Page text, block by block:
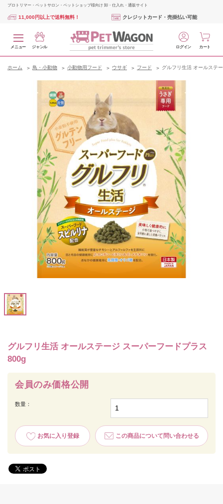
プロトリマー・ペットサロン・ペットショップ様向け 卸・仕入れ・通販サイト
11,000円以上で送料無料！ クレジットカード・売掛払い可能
メニュー ジャンル ログイン カート
ホーム 鳥・小動物 小動物用フード ウサギ フード グルフリ生活 オールステ
グルフリ生活 オールステージ スーパーフードプラス
800g
会員のみ価格公開
数量：
お気に入り登録 この商品について問い合わせる